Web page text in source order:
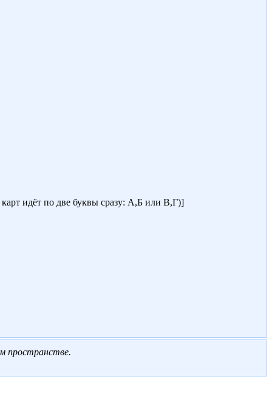
идёт по две буквы сразу: А,Б или В,Г)]
пространстве.